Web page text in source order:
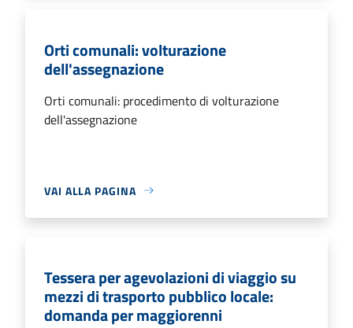
Orti comunali: volturazione
dell'assegnazione
Orti comunali: procedimento di volturazione
dell'assegnazione
VAI ALLA PAGINA
Tessera per agevolazioni di viaggio su
mezzi di trasporto pubblico locale:
domanda per maggiorenni